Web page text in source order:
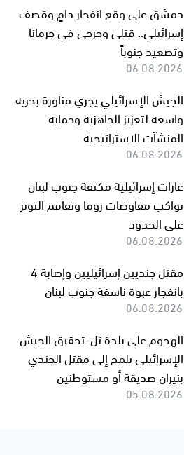
دمشق على وقع انفجار دامٍ وقصف
إسرائيلي.. قتلى وجرحى في جرمانا
وتصعيد جنوباً
06.08.2026
الجيش الإسرائيلي يجري مناورة بحرية
واسعة لتعزيز الجاهزية وحماية
المنشآت الاستراتيجية
06.08.2026
غارات إسرائيلية مكثفة جنوب لبنان
تواكب مفاوضات روما وتفاقم التوتر
على الحدود
06.08.2026
مقتل جنديين إسرائيليين وإصابة 4
بانفجار عبوة ناسفة جنوب لبنان
06.08.2026
الهجوم على بلدة تل: تحقيق الجيش
الإسرائيلي يلمح إلى مقتل الجندي
بنيران صديقة أو مستوطنين
05.08.2026